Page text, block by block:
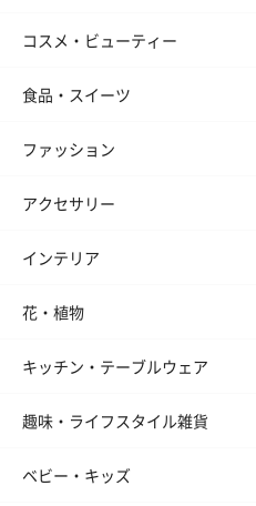
コスメ・ビューティー
食品・スイーツ
ファッション
アクセサリー
インテリア
花・植物
キッチン・テーブルウェア
趣味・ライフスタイル雑貨
ベビー・キッズ